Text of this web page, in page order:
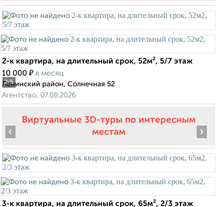
2/5
2-к квартира, на длительный срок, 52м², 5/7 этаж
10 000 ₽ в месяц
Ленинский район, Солнечная 52
Агентство, 07.08.2026
Виртуальные 3D-туры по интересным
местам
‹ ›
3-к квартира, на длительный срок, 65м², 2/3 этаж